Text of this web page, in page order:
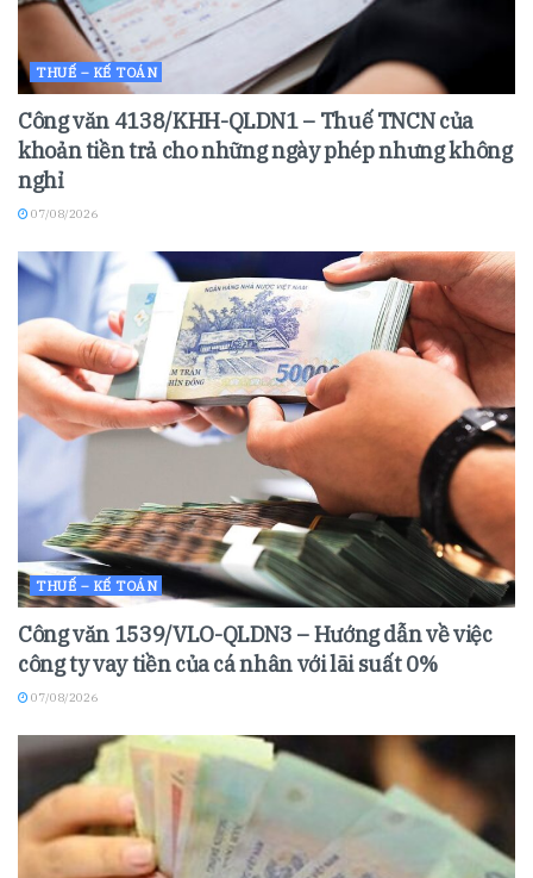
THUẾ – KẾ TOÁN
Công văn 4138/KHH-QLDN1 – Thuế TNCN của
khoản tiền trả cho những ngày phép nhưng không
nghỉ
07/08/2026
THUẾ – KẾ TOÁN
Công văn 1539/VLO-QLDN3 – Hướng dẫn về việc
công ty vay tiền của cá nhân với lãi suất 0%
07/08/2026